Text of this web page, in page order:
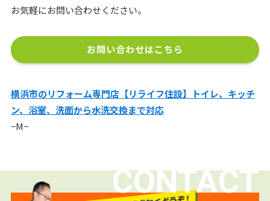
お気軽にお問い合わせください。
お問い合わせはこちら
横浜市のリフォーム専門店【リライフ住設】トイレ、キッチ
ン、浴室、洗面から水洗交換まで対応
−M−
CONTACT